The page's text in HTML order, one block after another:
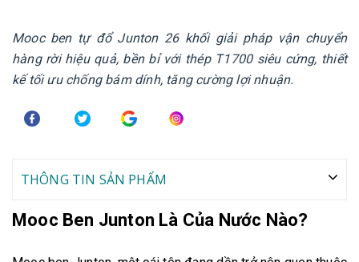
Mooc ben tự đổ Junton 26 khối giải pháp vận chuyển
hàng rời hiệu quả, bền bỉ với thép T1700 siêu cứng, thiết
kế tối ưu chống bám dính, tăng cường lợi nhuận.
THÔNG TIN SẢN PHẨM
Mooc Ben Junton Là Của Nước Nào?